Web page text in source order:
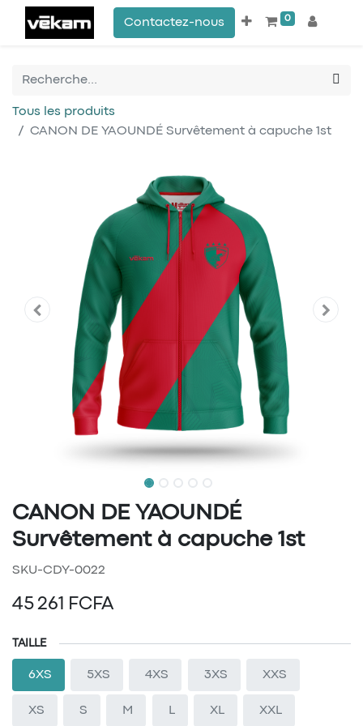
0
Contactez-nous
Tous les produits
CANON DE YAOUNDÉ Survêtement à capuche 1st
CANON DE YAOUNDÉ
Survêtement à capuche 1st
SKU-CDY-0022
45 261 FCFA
TAILLE
6XS 5XS 4XS 3XS XXS
XS S M L XL XXL